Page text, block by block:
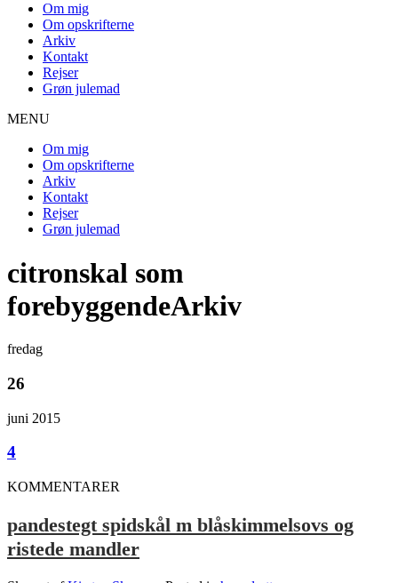
Om mig
Om opskrifterne
Arkiv
Kontakt
Rejser
Grøn julemad
MENU
Om mig
Om opskrifterne
Arkiv
Kontakt
Rejser
Grøn julemad
citronskal som
forebyggendeArkiv
fredag
26
juni 2015
4
KOMMENTARER
pandestegt spidskål m blåskimmelsovs og
ristede mandler